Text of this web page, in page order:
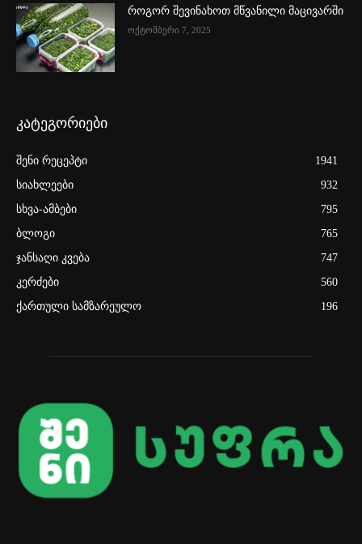
როგორ შევინახოთ მწვანილი მაცივარში
ოქტომბერი 7, 2025
კატეგორიები
შენი რეცეპტი
1941
სიახლეები
932
სხვა-ამბები
795
ბლოგი
765
ჯანსაღი კვება
747
კერძები
560
ქართული სამზარეულო
196